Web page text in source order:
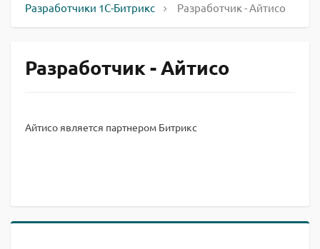
Разработчики 1С-Битрикс Разработчик - Айтисо
Разработчик - Айтисо
Айтисо является партнером Битрикс